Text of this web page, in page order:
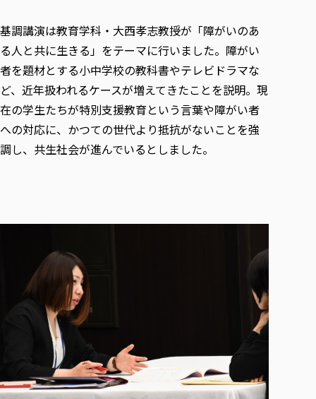
基調講演は教育学科・大西孝志教授が「障がいのあ
る人と共に生きる」をテーマに行いました。障がい
者を題材とする小中学校の教科書やテレビドラマな
ど、近年扱われるケースが増えてきたことを説明。現
在の学生たちが特別支援教育という言葉や障がい者
への対応に、かつての世代より抵抗がないことを強
調し、共生社会が進んでいるとしました。